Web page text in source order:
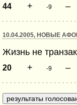
44 + -9 –
10.04.2005, НОВЫЕ
Жизнь не
20 + -9 –